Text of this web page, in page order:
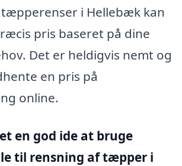
i Hellebæk kan
pris baseret på dine
Det er heldigvis nemt og
en pris på
online.
en god ide at bruge
til rensning af tæpper i